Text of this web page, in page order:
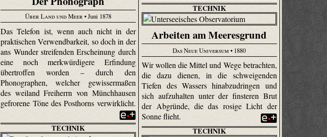
Über Land und Meer• Juni 1878
Das Telefon ist, wenn auch nicht in der
praktischen Verwendbarkeit, so doch in der
ans Wunder streifenden Erscheinung durch
eine noch merkwürdigere Erfindung
übertroffen worden – durch den
Phonographen, welcher gewissermaßen
des weiland Freiherrn von Münchhausen
gefrorene Töne des Posthorns verwirklicht.
TECHNIK
Arbeiten am Meeresgrund
Das Neue Universum• 1880
Wir wollen die Mittel und Wege betrachten,
die dazu dienen, in die schweigenden
Tiefen des Wassers hinab­zudringen und
sich aufzuhalten unter der finsteren Brut
der Abgründe, die das rosige Licht der
Sonne flieht.
TECHNIK TECHNIK